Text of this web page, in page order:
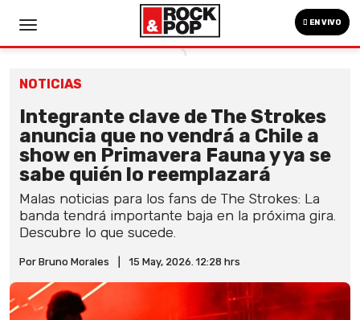
EN VIVO
NOTICIAS
Integrante clave de The Strokes
anuncia que no vendrá a Chile a
show en Primavera Fauna y ya se
sabe quién lo reemplazará
Malas noticias para los fans de The Strokes: La
banda tendrá importante baja en la próxima gira.
Descubre lo que sucede.
Por Bruno Morales 15 May, 2026. 12:28 hrs